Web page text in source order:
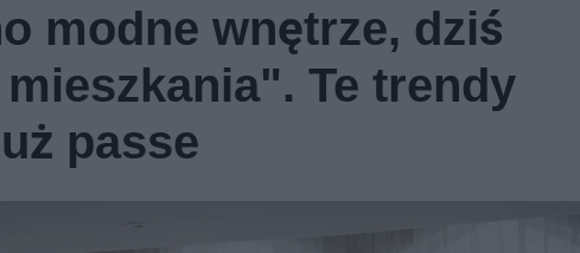
modne wnętrze, dziś
Te trendy
passe